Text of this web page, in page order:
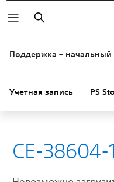
Поиск
Поддержка – начальный
Учетная запись PS
CE-38604-1